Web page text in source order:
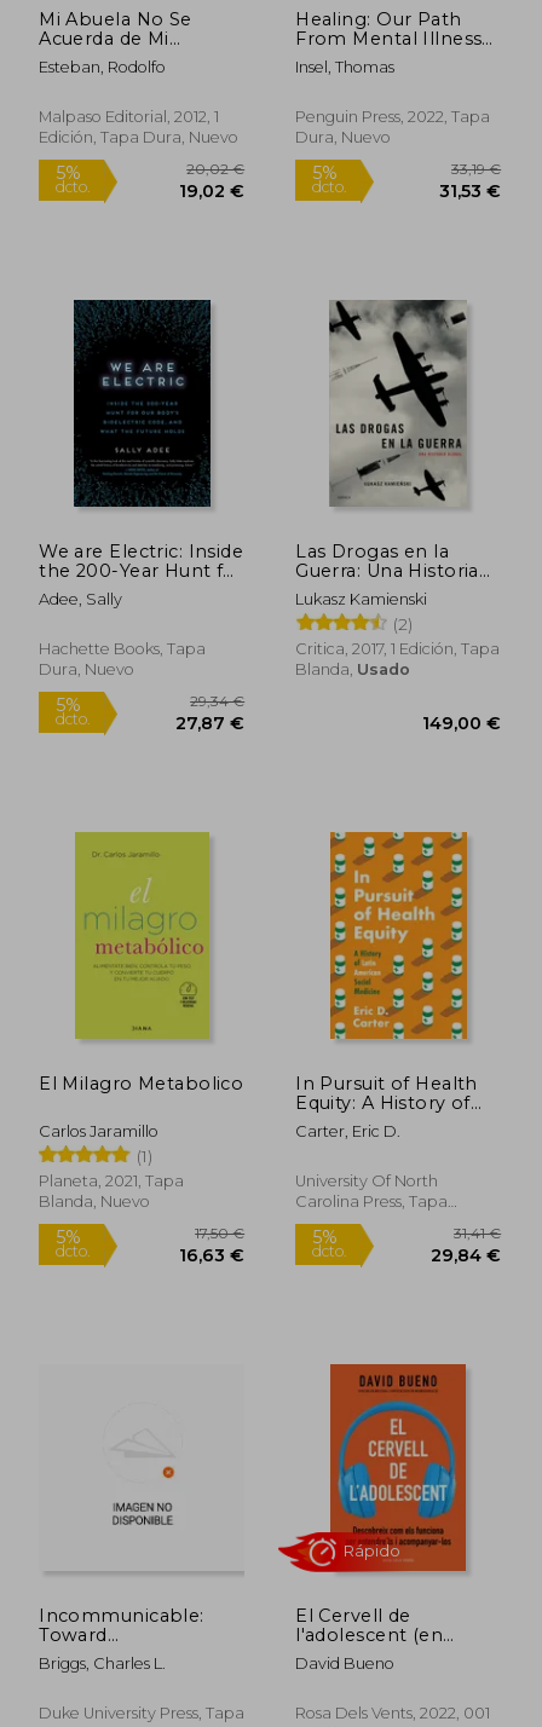
Mi Abuela No Se
Acuerda de Mi
Nombre
Esteban, Rodolfo
Malpaso Editorial, 2012, 1
Edición, Tapa Dura, Nuevo
5%
dcto.
20,02 €
19,02 €
Healing: Our Path
From Mental Illness
to Mental Health (en
Inglés)
Insel, Thomas
Penguin Press, 2022, Tapa
Dura, Nuevo
5%
dcto.
We are Electric: Inside
the 200-Year Hunt for
our Body's Bioelectric
Code, and What the
Inglés)
Adee, Sally
Hachette Books, Tapa
Dura, Nuevo
5%
27,87 €
Las Drogas en la
Guerra: Una Historia
Global
Lukasz Kamienski
(2)
Critica, 2017, 1 Edición, Tapa
Blanda, Usado
El Milagro Metabolico
Carlos Jaramillo
(1)
Planeta, 2021, Tapa
Blanda, Nuevo
In Pursuit of Health
Equity: A History of
Latin American Social
Medicine (en Inglés)
Carter, Eric D.
University Of North
Carolina Press, Tapa
Blanda, Nuevo
5%
dcto.
Incommunicable:
Toward
Communicative
Justice in Health and
Briggs, Charles L.
Duke University Press, Tapa
El Cervell de
l'adolescent (en
Catalán)
David Bueno
Rosa Dels Vents, 2022, 001